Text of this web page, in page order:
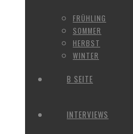
FRÜHLING
SOMMER
HERBST
WINTER
B SEITE
INTERVIEWS